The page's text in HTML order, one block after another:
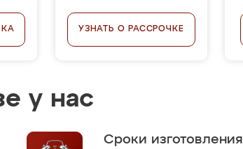
УЗНАТЬ О РАССРОЧКЕ
у нас
Сроки изготовления